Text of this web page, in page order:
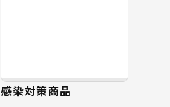
感染対策商品